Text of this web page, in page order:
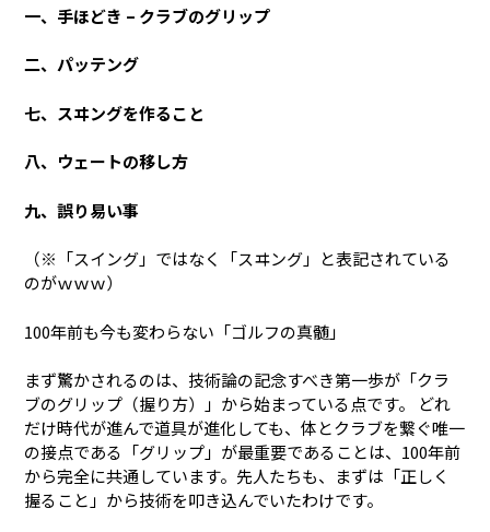
一、手ほどき – クラブのグリップ
二、パッテング
七、スヰングを作ること
八、ウェートの移し方
九、誤り易い事
（※「スイング」ではなく「スヰング」と表記されている
のがｗｗｗ）
100年前も今も変わらない「ゴルフの真髄」
まず驚かされるのは、技術論の記念すべき第一歩が「クラ
ブのグリップ（握り方）」から始まっている点です。 どれ
だけ時代が進んで道具が進化しても、体とクラブを繋ぐ唯一
の接点である「グリップ」が最重要であることは、100年前
から完全に共通しています。先人たちも、まずは「正しく
握ること」から技術を叩き込んでいたわけです。